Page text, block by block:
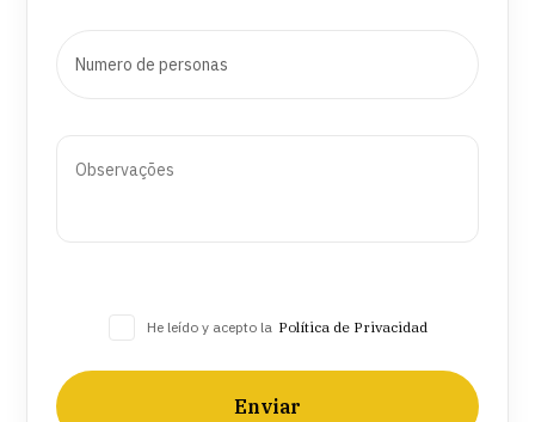
He leído y acepto la Política de Privacidad
Enviar